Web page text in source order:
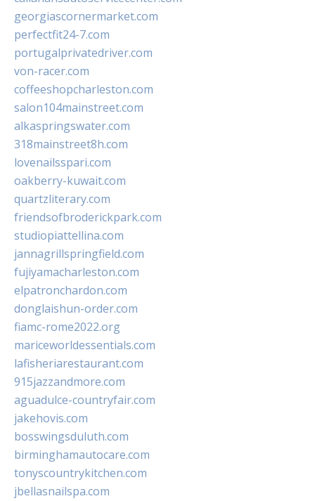
georgiascornermarket.com
perfectfit24-7.com
portugalprivatedriver.com
von-racer.com
coffeeshopcharleston.com
salon104mainstreet.com
alkaspringswater.com
318mainstreet8h.com
lovenailsspari.com
oakberry-kuwait.com
quartzliterary.com
friendsofbroderickpark.com
studiopiattellina.com
jannagrillspringfield.com
fujiyamacharleston.com
elpatronchardon.com
donglaishun-order.com
fiamc-rome2022.org
mariceworldessentials.com
lafisheriarestaurant.com
915jazzandmore.com
aguadulce-countryfair.com
jakehovis.com
bosswingsduluth.com
birminghamautocare.com
tonyscountrykitchen.com
jbellasnailspa.com